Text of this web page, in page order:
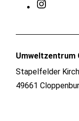
Umweltzentrum
Stapelfelder
49661